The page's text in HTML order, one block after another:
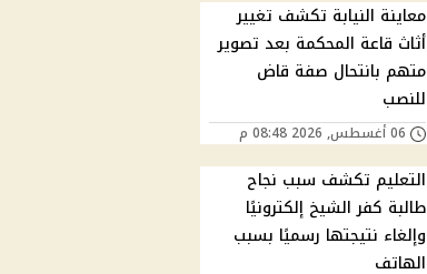
معاينة النيابة تكشف تغيير
أثاث قاعة المحكمة بعد تصوير
متهم بانتحال صفة قاض
للنصب
06 أغسطس, 2026 08:48 م
التعليم تكشف سبب نجاح
طالبة كفر الشيخ إلكترونيًا
وإلغاء نتيجتها رسميًا بسبب
الهاتف